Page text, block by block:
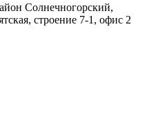
Солнечногорский,
строение 7-1, офис 2